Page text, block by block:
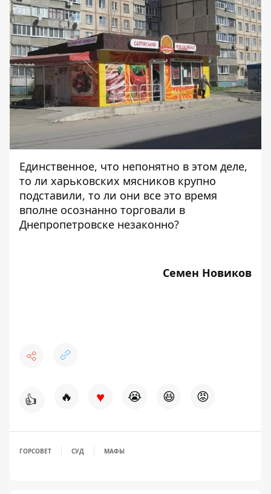
Единственное, что непонятно в этом деле,
то ли харьковских мясников крупно
подставили, то ли они все это время
вполне осознанно торговали в
Днепропетровске незаконно?
Семен Новиков
👍 🔥 ♥ 😭 😆 😡
ГОРСОВЕТ СУД МАФЫ